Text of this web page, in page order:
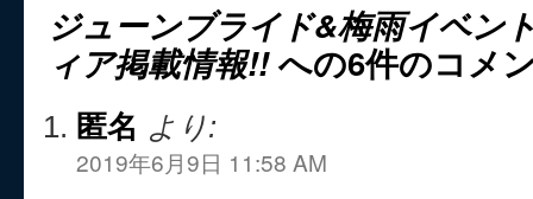
ジューンブライド&梅雨イベン
ィア掲載情報!!への6件のコメ
匿名 より:
2019年6月9日 11:58 AM